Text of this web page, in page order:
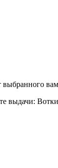
выдачи: